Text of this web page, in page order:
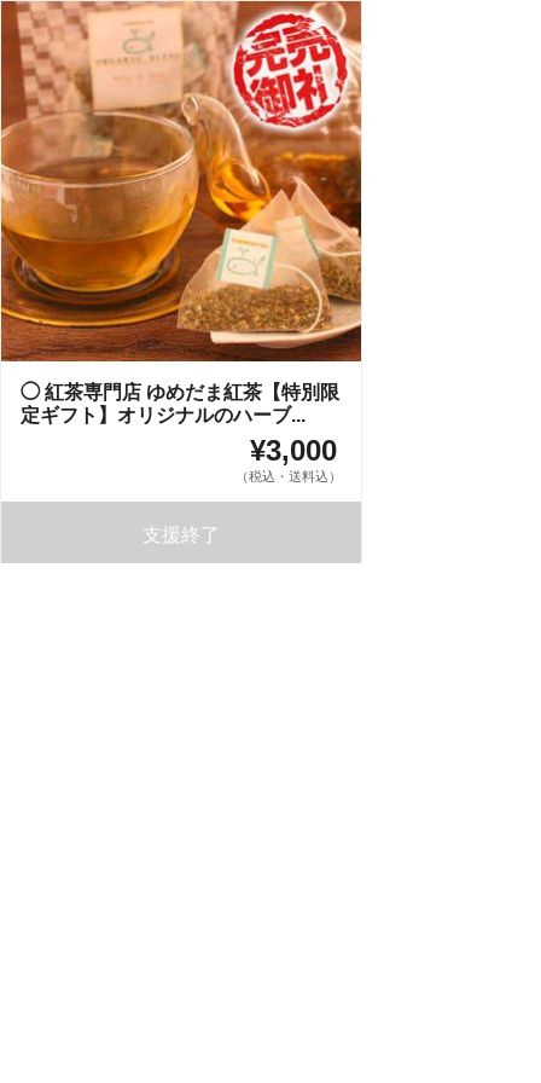
◯ 紅茶専門店 ゆめだま紅茶【特別限
定ギフト】オリジナルのハーブ...
¥3,000
（税込・送料込）
支援終了